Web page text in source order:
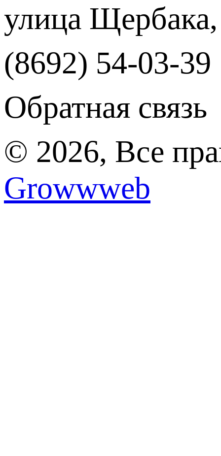
улица
(8692) 54-03-39
Обратная связь
© 2026, Все
Growwweb